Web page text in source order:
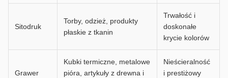
Sitodruk
Torby, odzież, produkty
płaskie z tkanin
Trwałość i
doskonałe
krycie kolorów
Grawer
Kubki termiczne, metalowe
pióra, artykuły z drewna i
Nieścieralność
i prestiżowy